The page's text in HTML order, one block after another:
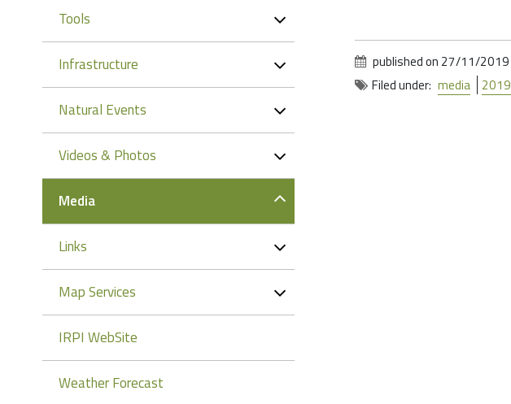
published on 27/11/2019
Filed under: media 2019
Tools
Infrastructure
Natural Events
Videos & Photos
Media
Links
Map Services
IRPI WebSite
Weather Forecast